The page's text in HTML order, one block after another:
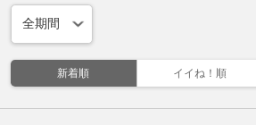
新着順 イイね！順